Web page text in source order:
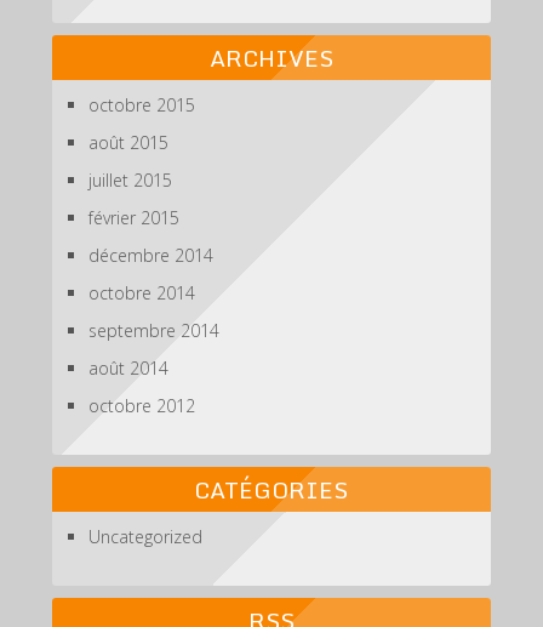
ARCHIVES
octobre 2015
août 2015
juillet 2015
février 2015
décembre 2014
octobre 2014
septembre 2014
août 2014
octobre 2012
CATÉGORIES
Uncategorized